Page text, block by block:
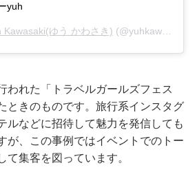
yuh
Kawasaki(ゆう かわさき) (@yuhkawasaki) on
われた「トラベルガールズフェス
ときのものです。旅行系インスタグ
ルなどに招待して魅力を発信しても
が、この事例ではイベントでのトー
て集客を図っています。